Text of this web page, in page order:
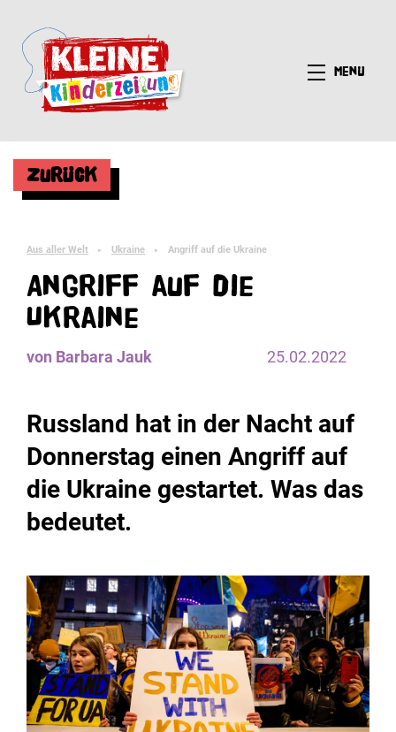
Menü
Zurück
Aus aller Welt ► Ukraine ► Angriff auf die Ukraine
Angriff auf die
Ukraine
von Barbara Jauk 25.02.2022
Russland hat in der Nacht auf
Donnerstag einen Angriff auf
die Ukraine gestartet. Was das
bedeutet.